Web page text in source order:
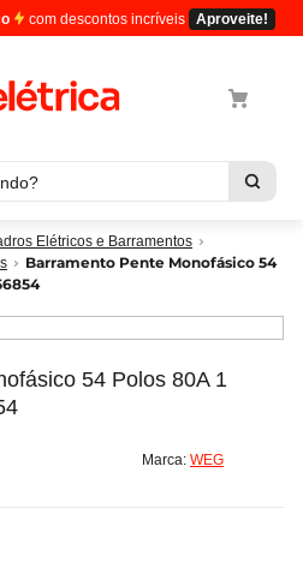
com descontos incríveis Aproveite!
Elétricos e Barramentos
Barramento Pente Monofásico 54
54 Polos 80A 1
Marca: WEG